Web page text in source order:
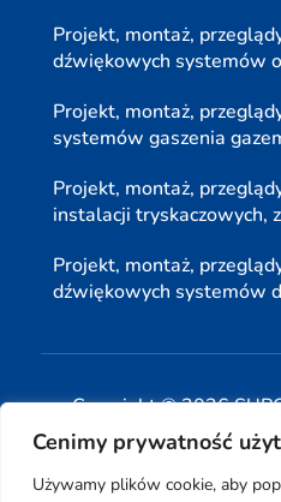
Cenimy prywatność
Używamy plików cookie, aby
Projekt, montaż,
dźwiękowych systemów
Projekt, montaż,
systemów gaszenia
Projekt, montaż,
instalacji tryskaczowych,
Projekt, montaż,
dźwiękowych systemów
Copyright © 2026
| Realizacja: